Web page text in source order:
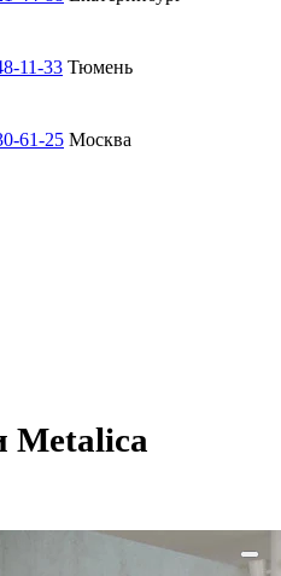
11-33 Тюмень
61-25 Москва
Metalica